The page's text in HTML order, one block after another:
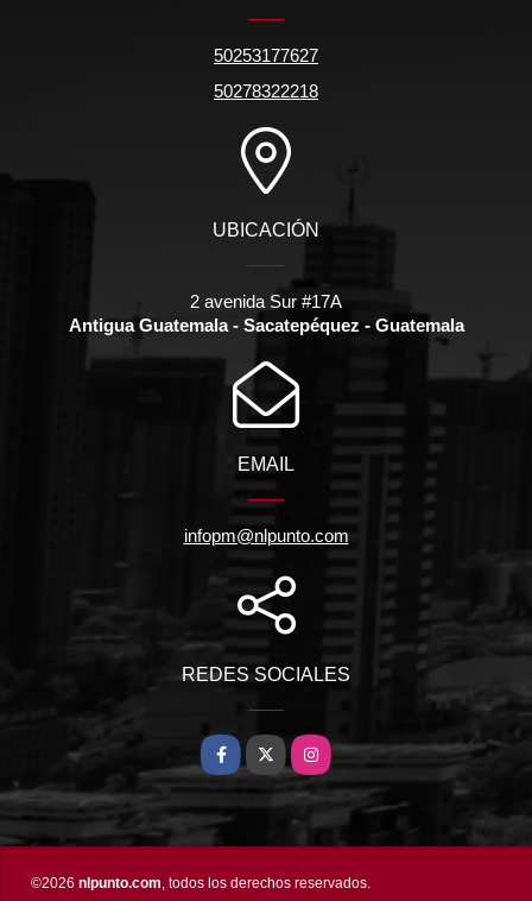
50253177627
50278322218
UBICACIÓN
2 avenida Sur #17A
Antigua Guatemala - Sacatepéquez - Guatemala
EMAIL
infopm@nlpunto.com
REDES SOCIALES
Facebook
X Instagram
©2026 nlpunto.com, todos los derechos reservados.